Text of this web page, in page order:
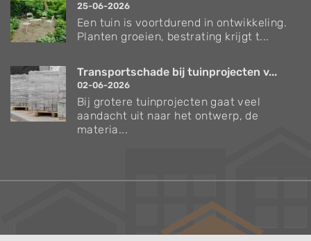
25-06-2026
Een tuin is voortdurend in ontwikkeling.
Planten groeien, bestrating krijgt t...
Transportschade bij tuinprojecten v...
02-06-2026
Bij grotere tuinprojecten gaat veel
aandacht uit naar het ontwerp, de
materia...